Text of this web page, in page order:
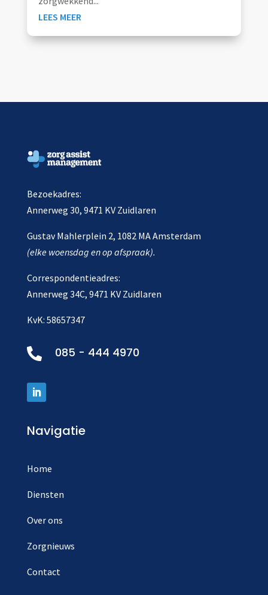
LEES MEER
Bezoekadres:
Annerweg 30, 9471 KV Zuidlaren
Gustav Mahlerplein 2, 1082 MA Amsterdam
(elke woensdag en op afspraak).
Correspondentieadres:
Annerweg 34C, 9471 KV Zuidlaren
KvK: 58657347
 085 - 444 4970
Navigatie
Home
Diensten
Over ons
Zorgnieuws
Contact